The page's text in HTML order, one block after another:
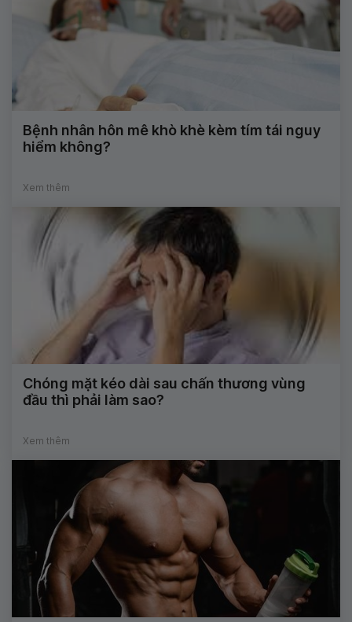
Bệnh nhân hôn mê khò khè kèm tím tái nguy
hiểm không?
Xem thêm
Chóng mặt kéo dài sau chấn thương vùng
đầu thì phải làm sao?
Xem thêm